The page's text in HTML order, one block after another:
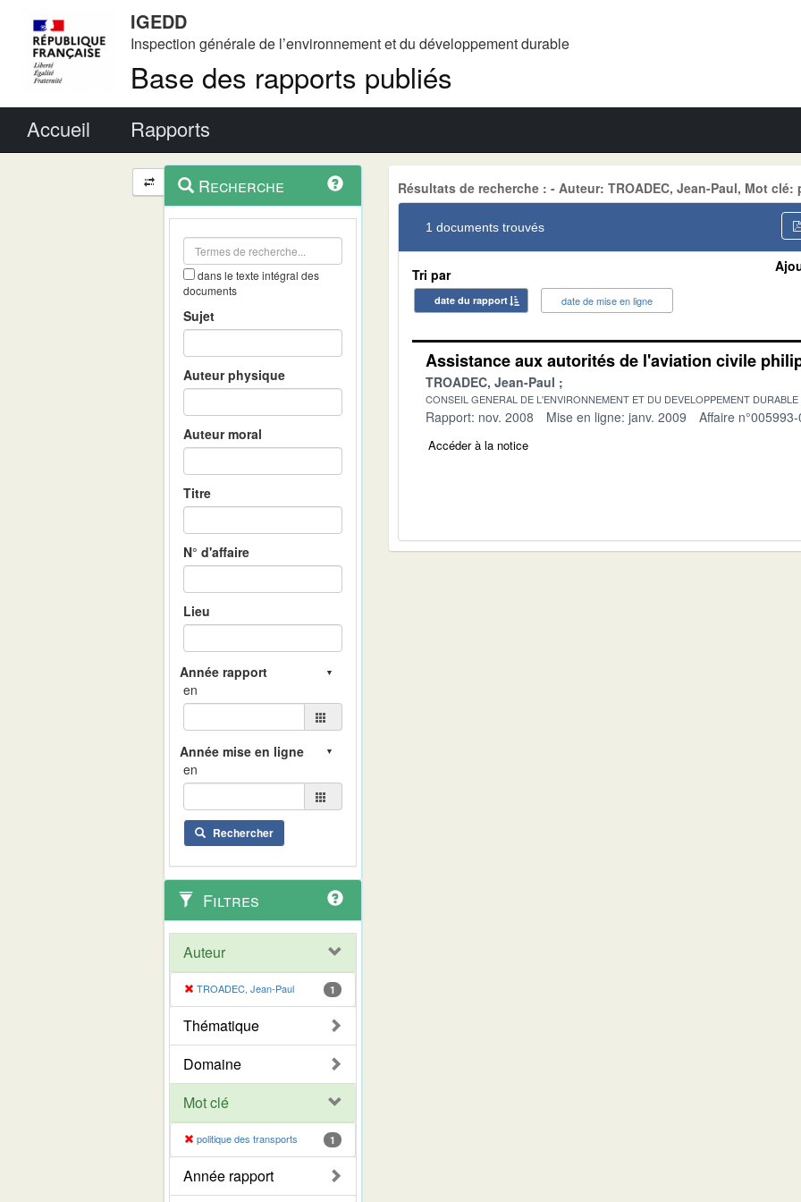
IGEDD
Inspection générale de l’environnement et du développement durable
Base des rapports publiés
Accueil Rapports
Navigation
et
outils
contextuel
Recherche
dans le texte intégral des
documents
Sujet
Auteur physique
Auteur moral
Titre
N° d'affaire
Lieu
en
en
Rechercher
Filtres
Auteur
TROADEC, Jean-Paul 1
Thématique
Domaine
Mot clé
politique des transports 1
Année rapport
Résultats de recherche : - Auteur: TROADEC, Jean-Paul, Mot
1 documents trouvés
Tri par
date du rapport date de mise en ligne
Assistance aux autorités de l'aviation civile
TROADEC, Jean-Paul
CONSEIL GENERAL DE L'ENVIRONNEMENT ET DU DEVELOPPEMENT
Rapport: nov. 2008 Mise en ligne: janv. 2009 Affaire n°005993-
Accéder à la notice